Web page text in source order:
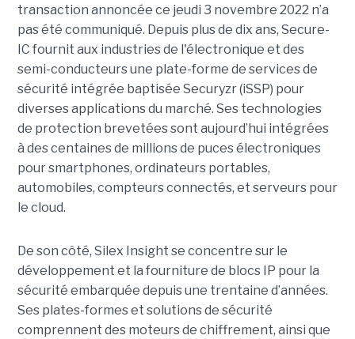
transaction annoncée ce jeudi 3 novembre 2022 n’a
pas été communiqué. Depuis plus de dix ans, Secure-
IC fournit aux industries de l'électronique et des
semi-conducteurs une plate-forme de services de
sécurité intégrée baptisée Securyzr (iSSP) pour
diverses applications du marché. Ses technologies
de protection brevetées sont aujourd’hui intégrées
à des centaines de millions de puces électroniques
pour smartphones, ordinateurs portables,
automobiles, compteurs connectés, et serveurs pour
le cloud.
De son côté, Silex Insight se concentre sur le
développement et la fourniture de blocs IP pour la
sécurité embarquée depuis une trentaine d’années.
Ses plates-formes et solutions de sécurité
comprennent des moteurs de chiffrement, ainsi que